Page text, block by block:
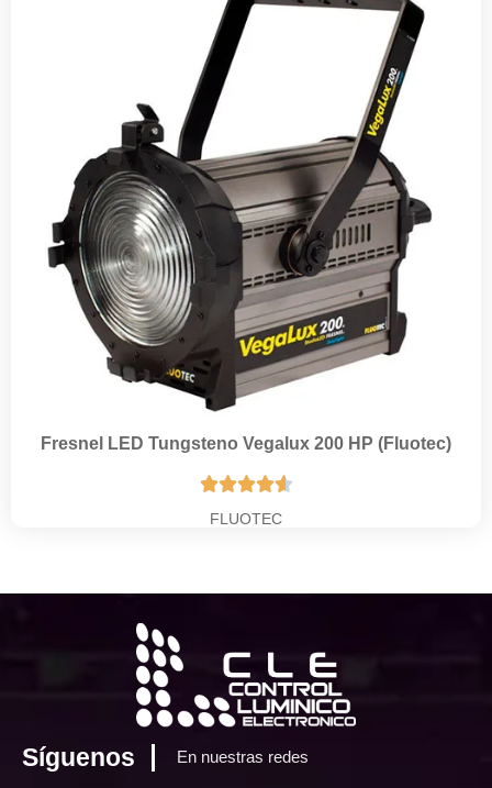
Fresnel LED Tungsteno Vegalux 200 HP (Fluotec)

FLUOTEC
Síguenos En nuestras redes